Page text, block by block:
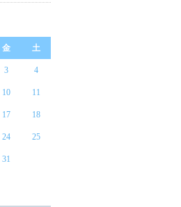
金 土
3 4
10 11
17 18
24 25
31